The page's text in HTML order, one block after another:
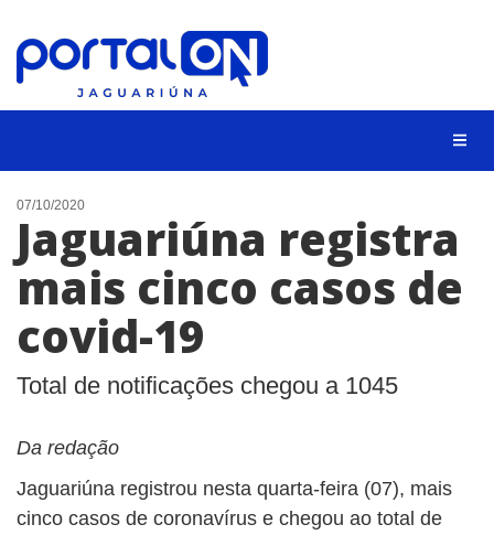
NOTÍCIAS
LISTA DIGITAL
CONTATO
07/10/2020
Jaguariúna registra
mais cinco casos de
covid-19
Total de notificações chegou a 1045
Da redação
Jaguariúna registrou nesta quarta-feira (07), mais
cinco casos de coronavírus e chegou ao total de